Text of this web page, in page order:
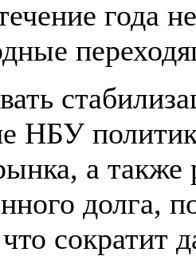
года
НБУ
а также
долга,
сократит